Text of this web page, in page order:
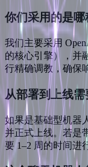
你们采用的是
我们主要采用
的核心引擎），并
行精确调教，确保
从部署到上线
如果是基础型机器
并正式上线。若是
要 1–2 周的时间进